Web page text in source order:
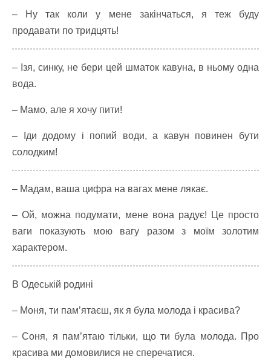
– Ну так коли у мене закінчаться, я теж буду
продавати по тридцять!
– Ізя, синку, не бери цей шматок кавуна, в ньому одна
вода.
– Мамо, але я хочу пити!
– Іди додому і попий води, а кавун повинен бути
солодким!
– Мадам, ваша цифра на вагах мене лякає.
– Ой, можна подумати, мене вона радує! Це просто
ваги показують мою вагу разом з моїм золотим
характером.
В Одеській родині
– Моня, ти пам’ятаєш, як я була молода і красива?
– Соня, я пам’ятаю тільки, що ти була молода. Про
красива ми домовилися не сперечатися.